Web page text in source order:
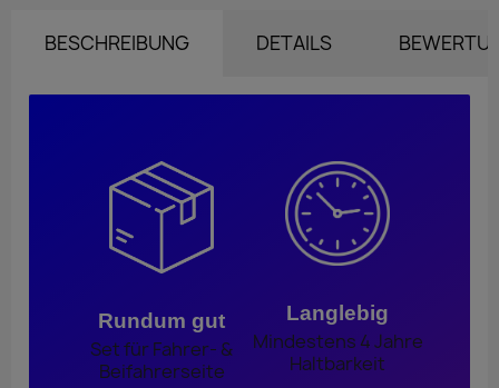
BESCHREIBUNG DETAILS
Rundum gut
Set für Fahrer- &
Beifahrerseite
Langlebig
Mindestens 4 Jahre
Haltbarkeit